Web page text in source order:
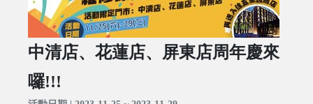
中清店、花蓮店、屏東店周年慶來
囉!!!